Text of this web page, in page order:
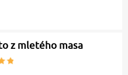
z mletého masa